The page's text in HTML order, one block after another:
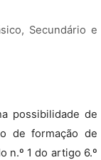
Secundário e
possibilidade de
de formação de
n.º 1 do artigo 6.º